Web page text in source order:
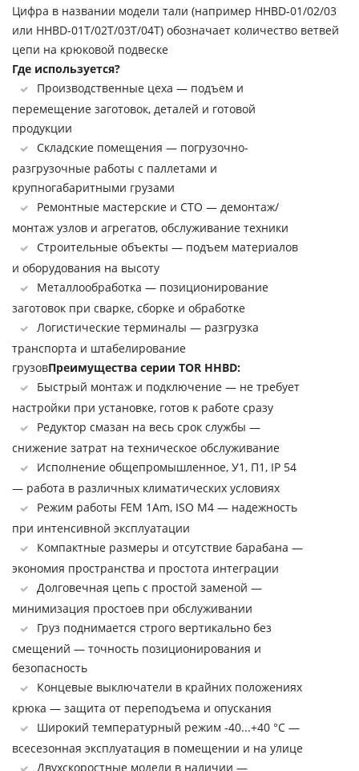
Цифра в названии модели тали (например HHBD-01/02/03
или HHBD-01T/02T/03T/04T) обозначает количество ветвей
цепи на крюковой подвеске
Где используется?
Производственные цеха — подъем и
перемещение заготовок, деталей и готовой
продукции
Складские помещения — погрузочно-
разгрузочные работы с паллетами и
крупногабаритными грузами
Ремонтные мастерские и СТО — демонтаж/
монтаж узлов и агрегатов, обслуживание техники
Строительные объекты — подъем материалов
и оборудования на высоту
Металлообработка — позиционирование
заготовок при сварке, сборке и обработке
Логистические терминалы — разгрузка
транспорта и штабелирование
грузовПреимущества серии TOR HHBD:
Быстрый монтаж и подключение — не требует
настройки при установке, готов к работе сразу
Редуктор смазан на весь срок службы —
снижение затрат на техническое обслуживание
Исполнение общепромышленное, У1, П1, IP 54
— работа в различных климатических условиях
Режим работы FEM 1Аm, ISO M4 — надежность
при интенсивной эксплуатации
Компактные размеры и отсутствие барабана —
экономия пространства и простота интеграции
Долговечная цепь с простой заменой —
минимизация простоев при обслуживании
Груз поднимается строго вертикально без
смещений — точность позиционирования и
безопасность
Концевые выключатели в крайних положениях
крюка — защита от переподъема и опускания
Широкий температурный режим -40...+40 °C —
всесезонная эксплуатация в помещении и на улице
Двухскоростные модели в наличии —